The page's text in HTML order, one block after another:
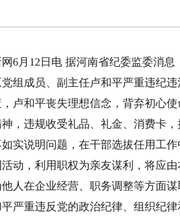
月12日电 据河南省纪委监委消息
组成员、副主任卢和平严重违纪违
和平丧失理想信念，背弃初心使
，违规收受礼品、礼金、消费卡
实说明问题，在干部选拔任用工
动，利用职权为亲友谋利，将应
人在企业经营、职务调整等方面谋
重违反党的政治纪律、组织纪律